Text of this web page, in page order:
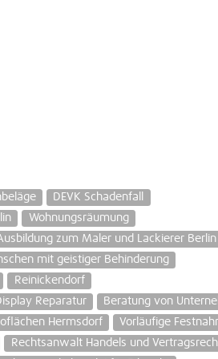
DEVK Schadenfall
Wohnungsräumung
zum Maler und Lackierer Berlin
mit geistiger Behinderung
Reinickendorf
Reparatur
Beratung von
Hermsdorf
Vorläufige
Rechtsanwalt Handels und